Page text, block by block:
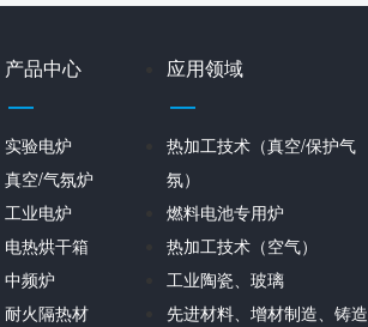
产品中心
实验电炉
真空/气氛炉
工业电炉
电热烘干箱
中频炉
耐火隔热材
应用领域
热加工技术（真空/保护气
氛）
燃料电池专用炉
热加工技术（空气）
工业陶瓷、玻璃
先进材料、增材制造、铸造